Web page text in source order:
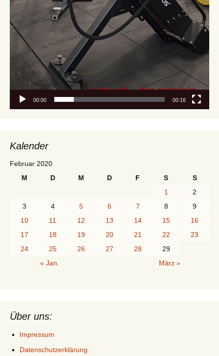
00:00 00:16
Kalender
Februar 2020
M
D M D F S
S
1
2
3
4 5 6 7 8
9
10
11 12 13 14 15
16
17
18 19 20 21 22
23
24
25 26 27 28
29
« Jan.
März »
Über uns:
Impressum
Datenschutzerklärung